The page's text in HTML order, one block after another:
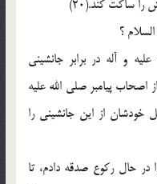
را ساکت کند.(20)
و آله در برابر جانشینی
پیامبر صلی الله علیه
خودشان از این جانشینی را
حال رکوع صدقه دادم، تا